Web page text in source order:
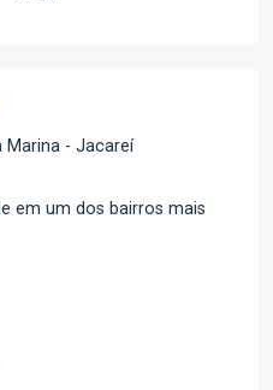
Marina - Jacareí
em um dos bairros mais